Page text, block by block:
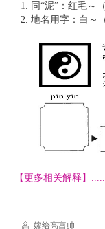
同“泥”：红毛～
地名用字：白～
【更多相关解释】